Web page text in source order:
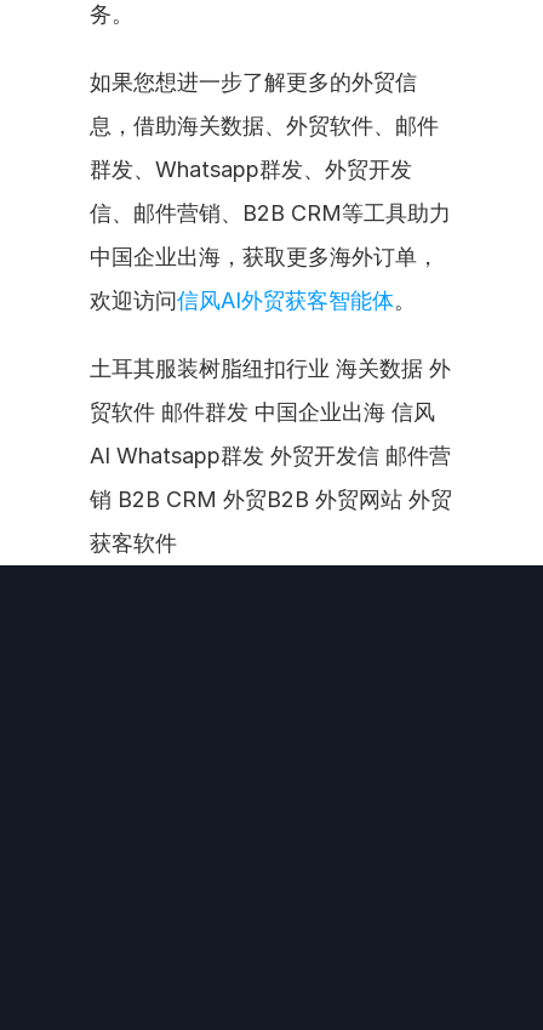
务。
如果您想进一步了解更多的外贸信
息，借助海关数据、外贸软件、邮件
群发、Whatsapp群发、外贸开发
信、邮件营销、B2B CRM等工具助力
中国企业出海，获取更多海外订单，
欢迎访问信风AI外贸获客智能体。
土耳其服装树脂纽扣行业 海关数据 外
贸软件 邮件群发 中国企业出海 信风
AI Whatsapp群发 外贸开发信 邮件营
销 B2B CRM 外贸B2B 外贸网站 外贸
获客软件